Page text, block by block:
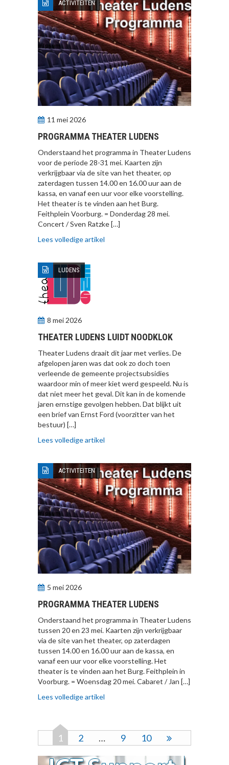
ACTIVITEITEN
11 mei 2026
PROGRAMMA THEATER LUDENS
Onderstaand het programma in Theater Ludens
voor de periode 28-31 mei. Kaarten zijn
verkrijgbaar via de site van het theater, op
zaterdagen tussen 14.00 en 16.00 uur aan de
kassa, en vanaf een uur voor elke voorstelling.
Het theater is te vinden aan het Burg.
Feithplein Voorburg. = Donderdag 28 mei.
Concert / Sven Ratzke […]
Lees volledige artikel
LUDENS
8 mei 2026
THEATER LUDENS LUIDT NOODKLOK
Theater Ludens draait dit jaar met verlies. De
afgelopen jaren was dat ook zo doch toen
verleende de gemeente projectsubsidies
waardoor min of meer kiet werd gespeeld. Nu is
dat niet meer het geval. Dit kan in de komende
jaren ernstige gevolgen hebben. Dat blijkt uit
een brief van Ernst Ford (voorzitter van het
bestuur) […]
Lees volledige artikel
ACTIVITEITEN
5 mei 2026
PROGRAMMA THEATER LUDENS
Onderstaand het programma in Theater Ludens
tussen 20 en 23 mei. Kaarten zijn verkrijgbaar
via de site van het theater, op zaterdagen
tussen 14.00 en 16.00 uur aan de kassa, en
vanaf een uur voor elke voorstelling. Het
theater is te vinden aan het Burg. Feithplein in
Voorburg. = Woensdag 20 mei. Cabaret / Jan […]
Lees volledige artikel
1 2 … 9 10